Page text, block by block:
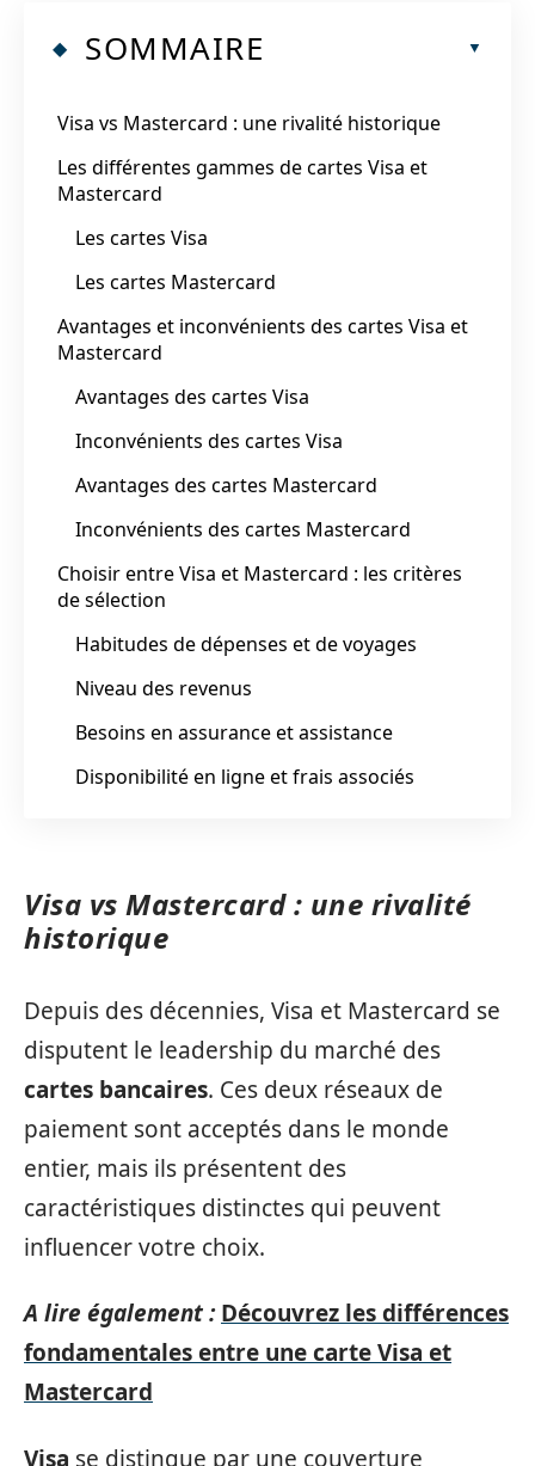
SOMMAIRE
Visa vs Mastercard : une rivalité historique
Les différentes gammes de cartes Visa et
Mastercard
Les cartes Visa
Les cartes Mastercard
Avantages et inconvénients des cartes Visa et
Mastercard
Avantages des cartes Visa
Inconvénients des cartes Visa
Avantages des cartes Mastercard
Inconvénients des cartes Mastercard
Choisir entre Visa et Mastercard : les critères
de sélection
Habitudes de dépenses et de voyages
Niveau des revenus
Besoins en assurance et assistance
Disponibilité en ligne et frais associés
Visa vs Mastercard : une rivalité
historique
Depuis des décennies, Visa et Mastercard se
disputent le leadership du marché des
cartes bancaires. Ces deux réseaux de
paiement sont acceptés dans le monde
entier, mais ils présentent des
caractéristiques distinctes qui peuvent
influencer votre choix.
A lire également : Découvrez les différences
fondamentales entre une carte Visa et
Mastercard
Visa se distingue par une couverture